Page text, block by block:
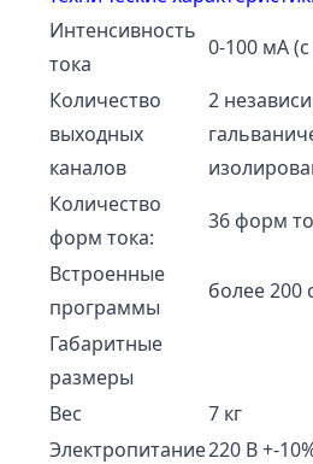
Интенсивность
тока
0-100 мА
Количество
выходных
каналов
2
Количество
форм тока:
36 форм
Встроенные
программы
более 200
Габаритные
размеры
Вес
7 кг
Электропитание220 В +-